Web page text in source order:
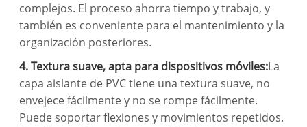
complejos. El proceso ahorra tiempo y trabajo, y
también es conveniente para el mantenimiento y la
organización posteriores.
4. Textura suave, apta para dispositivos móviles:La
capa aislante de PVC tiene una textura suave, no
envejece fácilmente y no se rompe fácilmente.
Puede soportar flexiones y movimientos repetidos.